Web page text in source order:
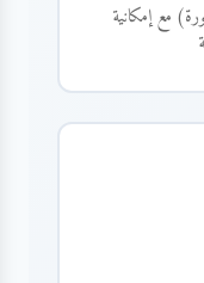
سور القرآن الكريم (114 سورة) مع إمكانية